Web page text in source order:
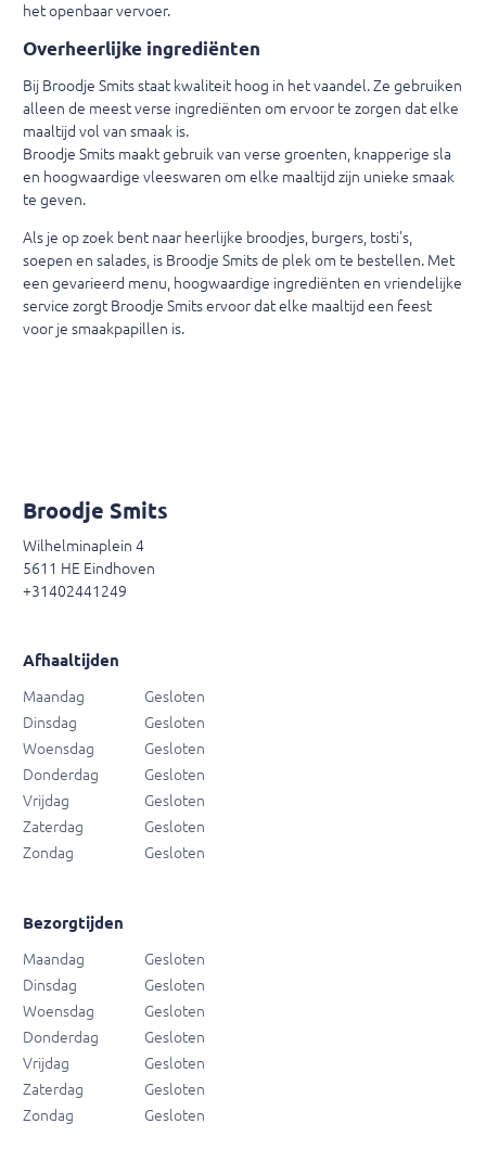
het openbaar vervoer.
Overheerlijke ingrediënten
Bij Broodje Smits staat kwaliteit hoog in het vaandel. Ze gebruiken
alleen de meest verse ingrediënten om ervoor te zorgen dat elke
maaltijd vol van smaak is.
Broodje Smits maakt gebruik van verse groenten, knapperige sla
en hoogwaardige vleeswaren om elke maaltijd zijn unieke smaak
te geven.
Als je op zoek bent naar heerlijke broodjes, burgers, tosti's,
soepen en salades, is Broodje Smits de plek om te bestellen. Met
een gevarieerd menu, hoogwaardige ingrediënten en vriendelijke
service zorgt Broodje Smits ervoor dat elke maaltijd een feest
voor je smaakpapillen is.
Broodje Smits
Wilhelminaplein 4
5611 HE Eindhoven
+31402441249
Afhaaltijden
Maandag
Gesloten
Dinsdag
Gesloten
Woensdag
Gesloten
Donderdag
Gesloten
Vrijdag
Gesloten
Zaterdag
Gesloten
Zondag
Gesloten
Bezorgtijden
Maandag
Gesloten
Dinsdag
Gesloten
Woensdag
Gesloten
Donderdag
Gesloten
Vrijdag
Gesloten
Zaterdag
Gesloten
Zondag
Gesloten